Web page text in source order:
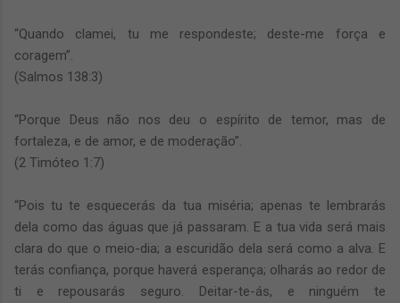
“Quando clamei, tu me respondeste; deste-me força e
coragem”.
(Salmos 138:3)
“Porque Deus não nos deu o espírito de temor, mas de
fortaleza, e de amor, e de moderação”.
(2 Timóteo 1:7)
“Pois tu te esquecerás da tua miséria; apenas te lembrarás
dela como das águas que já passaram. E a tua vida será mais
clara do que o meio-dia; a escuridão dela será como a alva. E
terás confiança, porque haverá esperança; olharás ao redor de
ti e repousarás seguro. Deitar-te-ás, e ninguém te